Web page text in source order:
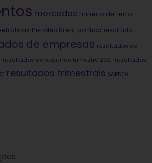
mercados minério de ferro
Petróleo Brent política resultado
de empresas resultados do
resultados do segundo trimestre 2021 resultados
resultados trimestrais S&P500